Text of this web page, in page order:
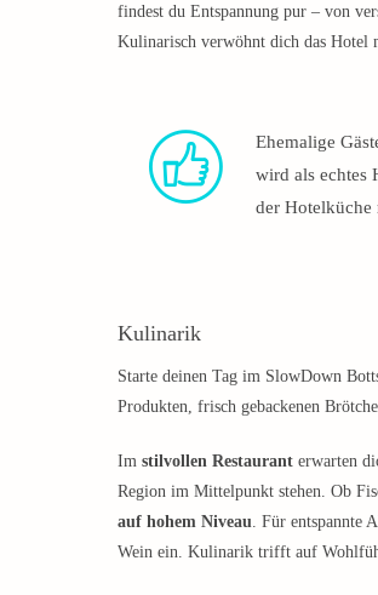
findest du Entspannung pur – von
Kulinarisch verwöhnt dich das Hotel
Ehemalige
wird als echtes
der Hotelküche
Kulinarik
Starte deinen Tag im SlowDown
Produkten, frisch gebackenen
Im stilvollen Restaurant erwarten
Region im Mittelpunkt stehen. Ob
auf hohem Niveau . Für entspannte
Wein ein. Kulinarik trifft auf